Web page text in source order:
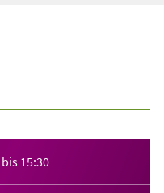
bis 15:30